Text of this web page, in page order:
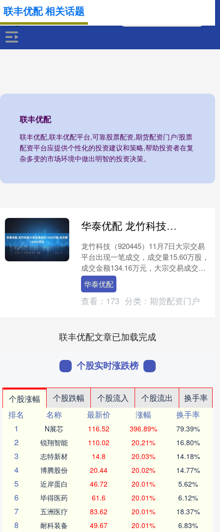
联丰优配
联丰优配,联丰优配平台,可靠股票配资,期货配资门户/股票
配资平台应提供个性化的投资建议和策略,帮助投资者在复
杂多变的市场环境中做出明智的投资决策。
联丰优配 相关话题
华泰优配 龙竹科技大宗交易成交1560万股 成交额13416万元
龙竹科技（920445）11月7日大宗交易
平台出现一笔成交，成交量15.60万股，
成交金额134.16万元，大宗交易成交价
为8.60元，相对今日收盘价折价30.....
华泰优配
查看： 173 分类： 期货配资门户
联丰优配文章已加载完成
个股实时涨跌榜
个股涨幅 个股跌幅 个股流入 个股流出
换手率
排名
名称 最新价 涨幅
换手率
1
N展芯 116.52 396.89% 79.39%
2 锐翔智能 110.02 20.21% 16.80%
3 志特新材 14.8 20.03% 14.18%
4 博腾股份 20.44 20.02% 14.77%
5 近岸蛋白 46.72 20.01% 5.62%
6 毕得医药 61.6 20.01% 6.12%
7 五洲医疗 83.62 20.01% 18.37%
8 耐科装备 49.67 20.01% 6.83%